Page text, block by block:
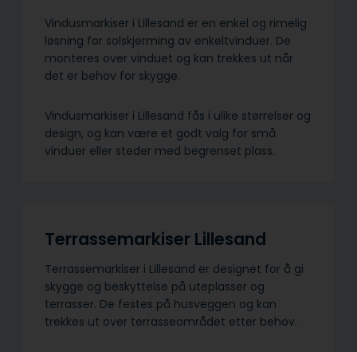
Vindusmarkiser i Lillesand er en enkel og rimelig
løsning for solskjerming av enkeltvinduer. De
monteres over vinduet og kan trekkes ut når
det er behov for skygge.
Vindusmarkiser i Lillesand fås i ulike størrelser og
design, og kan være et godt valg for små
vinduer eller steder med begrenset plass.
Terrassemarkiser Lillesand
Terrassemarkiser i Lillesand er designet for å gi
skygge og beskyttelse på uteplasser og
terrasser. De festes på husveggen og kan
trekkes ut over terrasseområdet etter behov.